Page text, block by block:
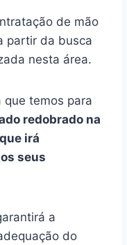
de mão
partir da busca
nesta área.
que temos para
redobrado na
irá
seus
a
do